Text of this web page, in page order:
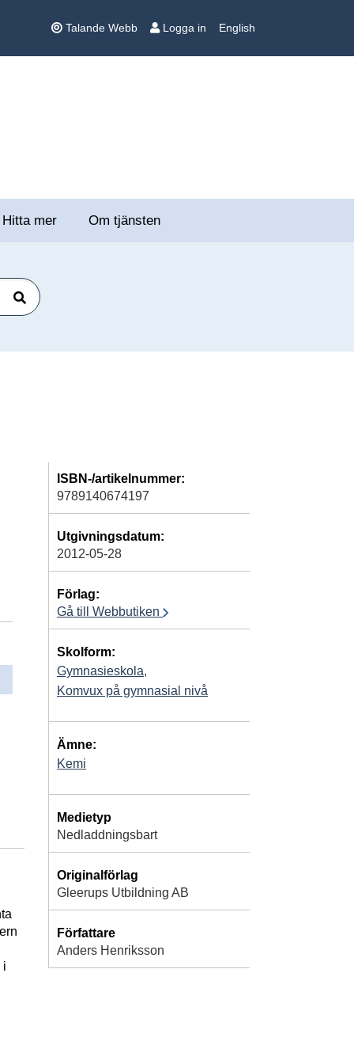
Talande Webb Logga in English
Hitta mer Om tjänsten
Sök
i
ISBN-/artikelnummer:
9789140674197
Utgivningsdatum:
2012-05-28
Förlag:
Gå till Webbutiken
Skolform:
Gymnasieskola,
Komvux på gymnasial nivå
Ämne:
Kemi
Medietyp
Nedladdningsbart
Originalförlag
Gleerups Utbildning AB
Författare
Anders Henriksson